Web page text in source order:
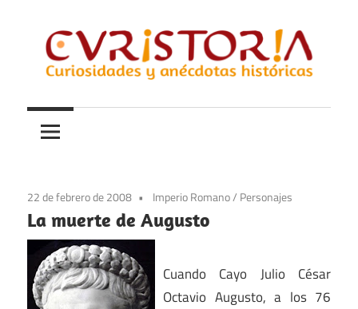
contenido
Curistoria
y
anécdotas
historia
22 de febrero de 2008 Imperio Romano/ Personajes
La muerte de Augusto
Cuando Cayo Julio César
Octavio Augusto, a los 76